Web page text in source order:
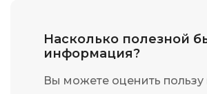
Насколько полезной
информация?
Вы можете оценить пользу